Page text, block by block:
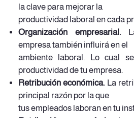
la clave para mejorar la
productividad laboral en cada
Organización empresarial.
empresa también influirá en el
ambiente laboral. Lo cual
productividad de tu empresa.
Retribución económica. La
principal razón por la que
tus empleados laboran en tu